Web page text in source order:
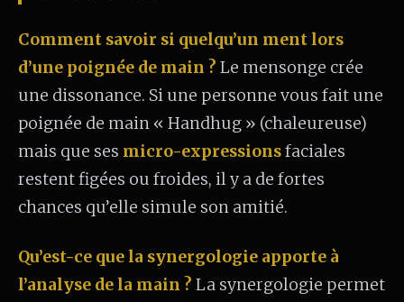
Comment savoir si quelqu’un ment lors
d’une poignée de main ? Le mensonge crée
une dissonance. Si une personne vous fait une
poignée de main « Handhug » (chaleureuse)
mais que ses micro-expressionsfaciales
restent figées ou froides, il y a de fortes
chances qu’elle simule son amitié.
Qu’est-ce que la synergologie apporte à
l’analyse de la main ? La synergologie permet